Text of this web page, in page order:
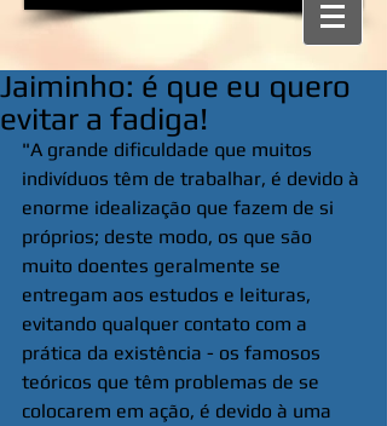
Jaiminho: é que eu quero
evitar a fadiga!
"A grande dificuldade que muitos
indivíduos têm de trabalhar, é devido à
enorme idealização que fazem de si
próprios; deste modo, os que são
muito doentes geralmente se
entregam aos estudos e leituras,
evitando qualquer contato com a
prática da existência - os famosos
teóricos que têm problemas de se
colocarem em ação, é devido à uma